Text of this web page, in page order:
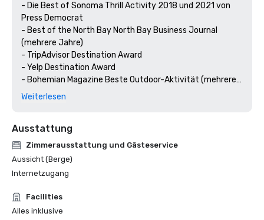
- Die Best of Sonoma Thrill Activity 2018 und 2021 von
Press Democrat
- Best of the North Bay North Bay Business Journal
(mehrere Jahre)
- TripAdvisor Destination Award
- Yelp Destination Award
- Bohemian Magazine Beste Outdoor-Aktivität (mehrere
Jahre)
Weiterlesen
Ausstattung
Zimmerausstattung und Gästeservice
Aussicht (Berge)
Internetzugang
Facilities
Alles inklusive